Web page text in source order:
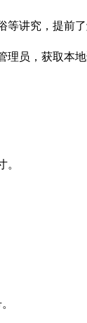
讲究，提前
员，获取本地
。